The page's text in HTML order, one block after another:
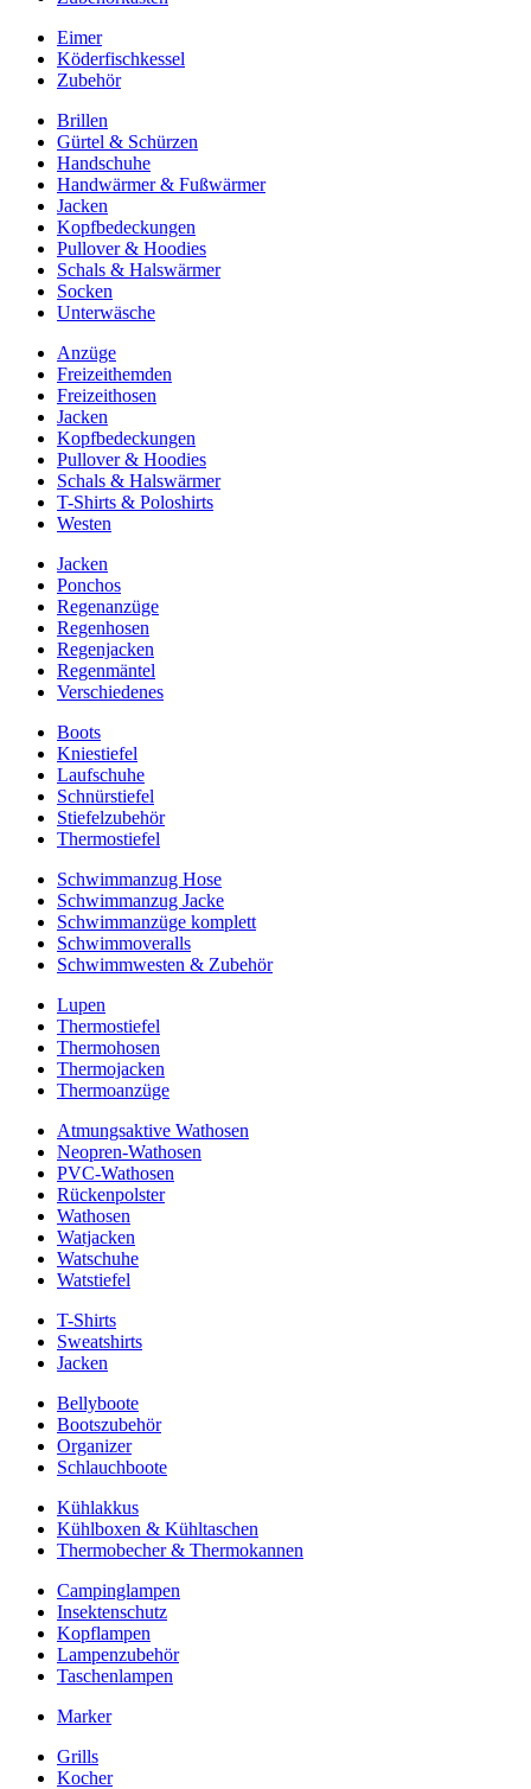
Eimer
Köderfischkessel
Zubehör
Brillen
Gürtel & Schürzen
Handschuhe
Handwärmer & Fußwärmer
Jacken
Kopfbedeckungen
Pullover & Hoodies
Schals & Halswärmer
Socken
Unterwäsche
Anzüge
Freizeithemden
Freizeithosen
Jacken
Kopfbedeckungen
Pullover & Hoodies
Schals & Halswärmer
T-Shirts & Poloshirts
Westen
Jacken
Ponchos
Regenanzüge
Regenhosen
Regenjacken
Regenmäntel
Verschiedenes
Boots
Kniestiefel
Laufschuhe
Schnürstiefel
Stiefelzubehör
Thermostiefel
Schwimmanzug Hose
Schwimmanzug Jacke
Schwimmanzüge komplett
Schwimmoveralls
Schwimmwesten & Zubehör
Lupen
Thermostiefel
Thermohosen
Thermojacken
Thermoanzüge
Atmungsaktive Wathosen
Neopren-Wathosen
PVC-Wathosen
Rückenpolster
Wathosen
Watjacken
Watschuhe
Watstiefel
T-Shirts
Sweatshirts
Jacken
Bellyboote
Bootszubehör
Organizer
Schlauchboote
Kühlakkus
Kühlboxen & Kühltaschen
Thermobecher & Thermokannen
Campinglampen
Insektenschutz
Kopflampen
Lampenzubehör
Taschenlampen
Marker
Grills
Kocher